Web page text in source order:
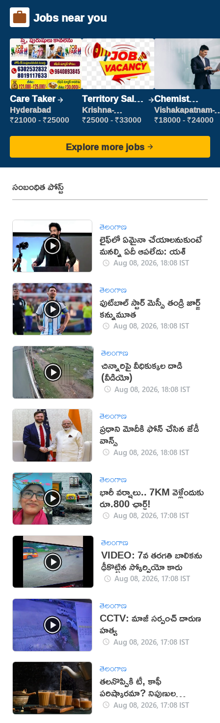
Jobs near you
Care Taker
Hyderabad
₹21000 - ₹25000
Territory Sales
Manager
Krishna-
vijayawada
₹25000 - ₹33000
Chemist
Production
Executive
Vishakapatnam-
new
₹18000 - ₹24000
Explore more jobs
సంబంధిత పోస్ట్
తెలంగాణ
లైఫ్‌లో ఏమైనా చేయాలనుకుంటే
మనల్ని ఏదీ ఆపలేదు: యశ్
Aug 08, 2026, 18:08 IST
తెలంగాణ
ఫుట్‌బాల్ స్టార్ మెస్సీ తండ్రి జార్జ్
కన్నుమూత
Aug 08, 2026, 18:08 IST
తెలంగాణ
చిన్నారిపై వీధికుక్కల దాడి
(వీడియో)
Aug 08, 2026, 18:08 IST
తెలంగాణ
ప్రధాని మోదీకి ఫోన్ చేసిన జేడీ
వాన్స్
Aug 08, 2026, 18:08 IST
తెలంగాణ
భారీ వర్షాలు.. 7KM వెళ్లేందుకు
రూ.800 ఛార్జ్!
Aug 08, 2026, 17:08 IST
తెలంగాణ
VIDEO: 7వ తరగతి బాలికను
ఢీకొట్టిన స్కోర్పియో కారు
Aug 08, 2026, 17:08 IST
తెలంగాణ
CCTV: మాజీ సర్పంచ్ దారుణ
హత్య
Aug 08, 2026, 17:08 IST
తెలంగాణ
తలనొప్పికి టీ, కాఫీ
పరిష్కారమా? నిపుణుల
సూచనలు ఇవే!
Aug 08, 2026, 17:08 IST